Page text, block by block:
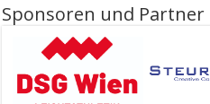
Sponsoren und Partner